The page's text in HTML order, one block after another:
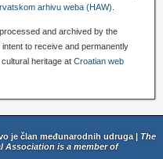
arhivu weba (HAW)
and archived by the
to receive and permanently
heritage at Croatian web
je član međunarodnih udruga | The
Association is a member of